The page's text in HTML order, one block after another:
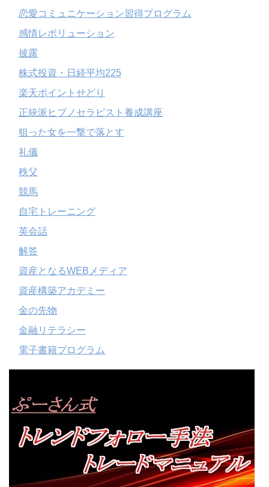
恋愛コミュニケーション習得プログラム
感情レボリューション
披露
株式投資・日経平均225
楽天ポイントせどり
正統派ヒプノセラピスト養成講座
狙った女を一撃で落とす
礼儀
秩父
競馬
自宅トレーニング
英会話
解答
資産となるWEBメディア
資産構築アカデミー
金の先物
金融リテラシー
電子書籍プログラム